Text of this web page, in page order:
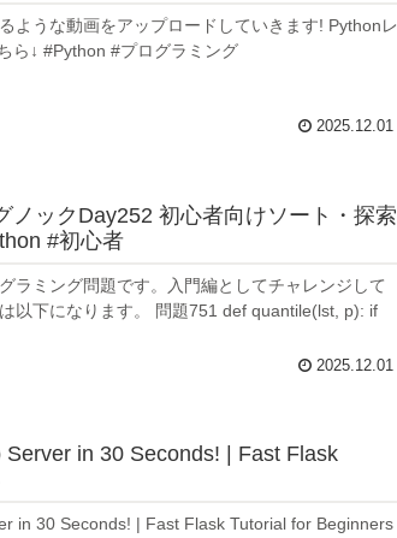
ような動画をアップロードしていきます! Pythonレ
ら↓ #Python #プログラミング
2025.12.01
ノックDay252 初心者向けソート・探索
#初心者
ラミング問題です。入門編としてチャレンジして
以下になります。 問題751 def quantile(lst, p): if
2025.12.01
in 30 Seconds! | Fast Flask
in 30 Seconds! | Fast Flask Tutorial for Beginners